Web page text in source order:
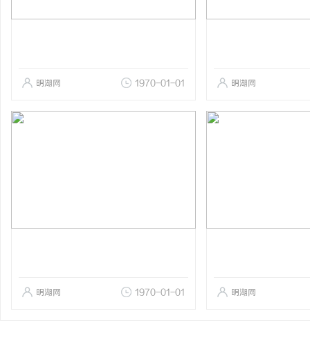
明湖网 1970-01-01 明湖网
明湖网 1970-01-01 明湖网